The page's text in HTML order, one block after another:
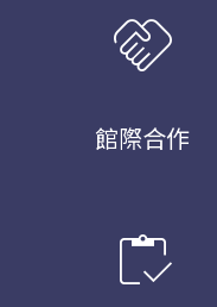
handshake
館際合作
inventory